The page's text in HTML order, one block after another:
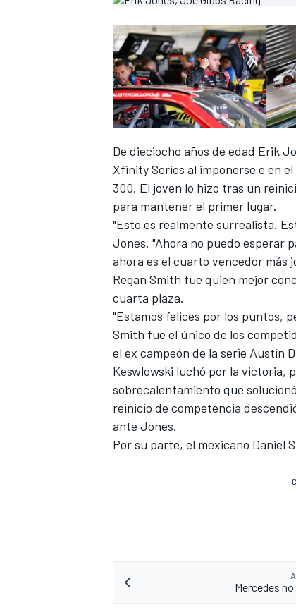
MOTOGP
NASCAR CUP
De dieciocho años de edad Erik
Xfinity Series al imponerse e en
300. El joven lo hizo tras un
para mantener el primer lugar.
"Esto es realmente surrealista.
Jones. "Ahora no puedo esperar
ahora es el cuarto vencedor más
Regan Smith fue quien mejor
cuarta plaza.
"Estamos felices por los puntos,
Smith fue el único de los
el ex campeón de la serie Austin
Keswlowski luchó por la victoria,
sobrecalentamiento que
reinicio de competencia
ante Jones.
Por su parte, el mexicano Daniel
Mercedes